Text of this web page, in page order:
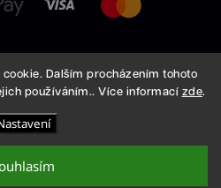
Dalším procházením tohoto
používáním.. Více informací zde.
Pánské
boty
Adidas
Dámské
boty
Adidas
. Všechna práva vyhrazena.